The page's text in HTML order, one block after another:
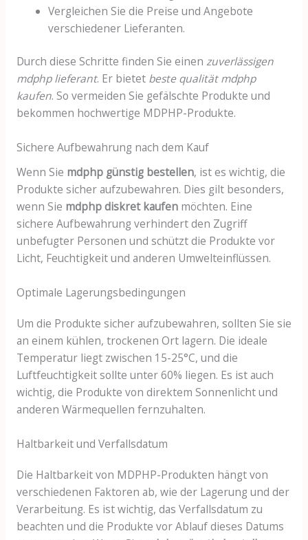
Vergleichen Sie die Preise und Angebote
verschiedener Lieferanten.
Durch diese Schritte finden Sie einen zuverlässigen
mdphp lieferant. Er bietet beste qualität mdphp
kaufen. So vermeiden Sie gefälschte Produkte und
bekommen hochwertige MDPHP-Produkte.
Sichere Aufbewahrung nach dem Kauf
Wenn Sie mdphp günstig bestellen, ist es wichtig, die
Produkte sicher aufzubewahren. Dies gilt besonders,
wenn Sie mdphp diskret kaufenmöchten. Eine
sichere Aufbewahrung verhindert den Zugriff
unbefugter Personen und schützt die Produkte vor
Licht, Feuchtigkeit und anderen Umwelteinflüssen.
Optimale Lagerungsbedingungen
Um die Produkte sicher aufzubewahren, sollten Sie sie
an einem kühlen, trockenen Ort lagern. Die ideale
Temperatur liegt zwischen 15-25°C, und die
Luftfeuchtigkeit sollte unter 60% liegen. Es ist auch
wichtig, die Produkte von direktem Sonnenlicht und
anderen Wärmequellen fernzuhalten.
Haltbarkeit und Verfallsdatum
Die Haltbarkeit von MDPHP-Produkten hängt von
verschiedenen Faktoren ab, wie der Lagerung und der
Verarbeitung. Es ist wichtig, das Verfallsdatum zu
beachten und die Produkte vor Ablauf dieses Datums